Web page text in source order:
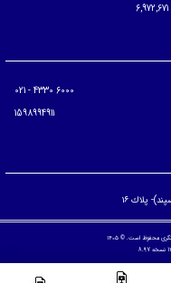
6,972,671
پلاك ۱۶
محفوظ است. © ۱۴۰۵